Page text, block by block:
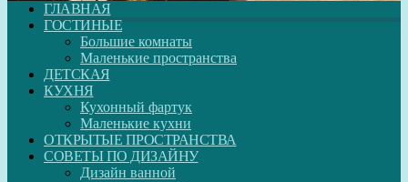
ГЛАВНАЯ
ГОСТИНЫЕ
Большие комнаты
Маленькие пространства
ДЕТСКАЯ
КУХНЯ
Кухонный фартук
Маленькие кухни
ОТКРЫТЫЕ ПРОСТРАНСТВА
СОВЕТЫ ПО ДИЗАЙНУ
Дизайн ванной